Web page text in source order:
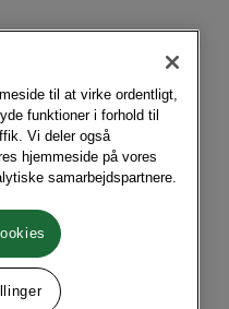
til at virke ordentligt,
funktioner i forhold til
Vi deler også
hjemmeside på vores
samarbejdspartnere.